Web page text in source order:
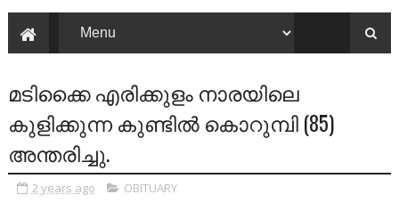
മടിക്കൈ എരിക്കുളം നാരയിലെ
കുളിക്കുന്ന കുണ്ടിൽ കൊറുമ്പി (85)
അന്തരിച്ചു.
2 years ago OBITUARY